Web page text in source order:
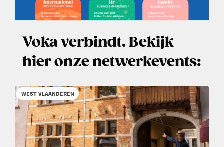
Voka verbindt. Bekijk
hier onze netwerkevents:
WEST-VLAANDEREN